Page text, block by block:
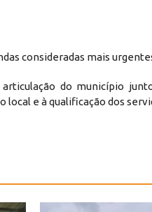
consideradas mais
do município
e à qualificação dos